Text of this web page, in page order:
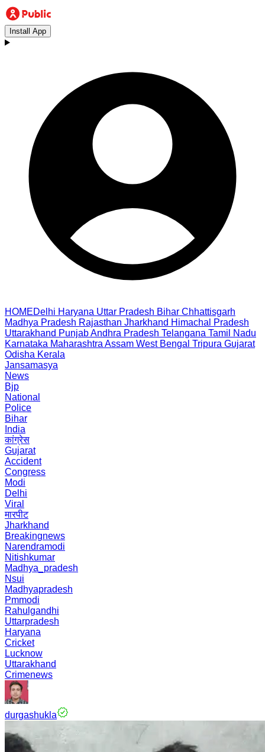
Install App
HOMEDelhi Haryana Uttar Pradesh Bihar Chhattisgarh
Madhya Pradesh Rajasthan Jharkhand Himachal Pradesh
Uttarakhand PunjabAndhra Pradesh Telangana Tamil Nadu
Karnataka Maharashtra Assam West Bengal Tripura Gujarat
Odisha Kerala
Jansamasya
News
Bjp
National
Police
Bihar
India
कांग्रेस
Gujarat
Accident
Congress
Modi
Delhi
Viral
मारपीट
Jharkhand
Breakingnews
Narendramodi
Nitishkumar
Madhya_pradesh
Nsui
Madhyapradesh
Pmmodi
Rahulgandhi
Uttarpradesh
Haryana
Cricket
Lucknow
Uttarakhand
Crimenews
durgashukla